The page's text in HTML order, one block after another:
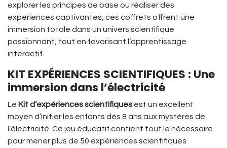
explorer les principes de base ou réaliser des
expériences captivantes, ces coffrets offrent une
immersion totale dans un univers scientifique
passionnant, tout en favorisant l’apprentissage
interactif.
KIT EXPÉRIENCES SCIENTIFIQUES : Une
immersion dans l’électricité
Le Kit d’expériences scientifiques est un excellent
moyen d’initier les enfants dès 8 ans aux mystères de
l’électricité. Ce jeu éducatif contient tout le nécessaire
pour mener plus de 50 expériences scientifiques